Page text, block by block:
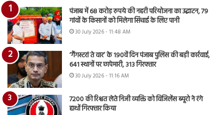
पंजाब में 68 करोड़ रुपये की नहरी परियोजना का उद्घाटन, 79
गांवों के किसानों को मिलेगा सिंचाई के लिए पानी
30 July 2026 - 11:48 AM
‘गैंगस्टरां ते वार’ के 190वें दिन पंजाब पुलिस की बड़ी कार्रवाई,
641 स्थानों पर छापेमारी, 313 गिरफ्तार
30 July 2026 - 11:16 AM
7200 की रिश्वत लेते निजी व्यक्ति को विजिलेंस ब्यूरो ने रंगे
हाथों गिरफ्तार किया